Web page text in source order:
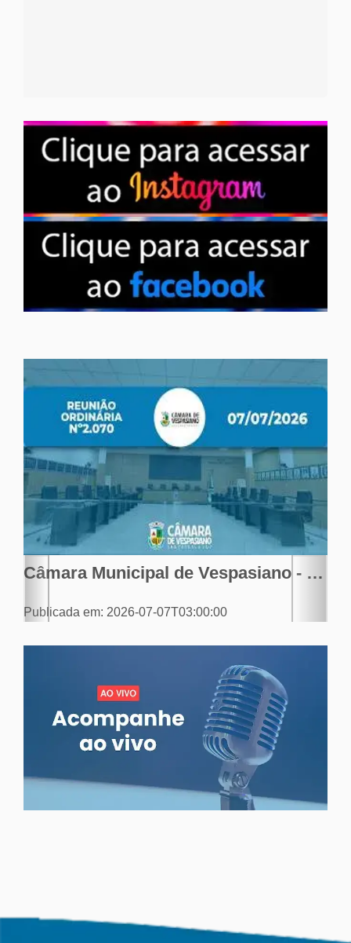
Câmara Municipal de Vespasiano - Reunião Ordinária nº 2.070 - 07-07-2026
Publicada em: 2026-07-07T03:00:00